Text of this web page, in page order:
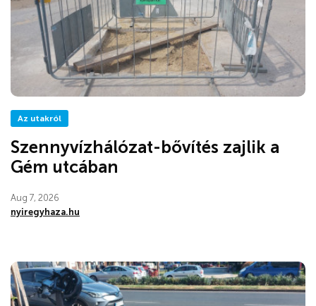
Az utakról
Szennyvízhálózat-bővítés zajlik a
Gém utcában
Aug 7, 2026
nyiregyhaza.hu